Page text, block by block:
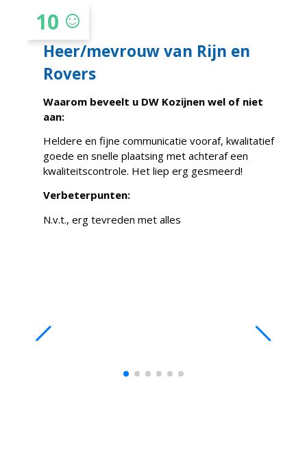
10 sentiment_satisfied
Heer/mevrouw van Rijn en
Rovers
Waarom beveelt u DW Kozijnen wel of niet
aan:
Heldere en fijne communicatie vooraf, kwalitatief
goede en snelle plaatsing met achteraf een
kwaliteitscontrole. Het liep erg gesmeerd!
Verbeterpunten:
N.v.t., erg tevreden met alles